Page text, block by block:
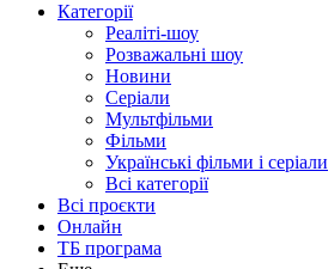
Категорії
Реаліті-шоу
Розважальні шоу
Новини
Серіали
Мультфільми
Фільми
Українські фільми і серіали
Всі категорії
Всі проєкти
Онлайн
ТБ програма